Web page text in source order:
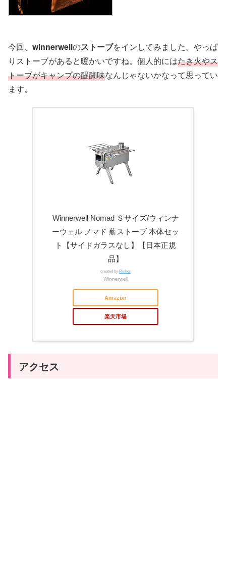
今回、 winnerwellのストーブをインしてみました。やっぱ
りストーブがあると暖かいですね。個人的にはたき火やス
トーブがキャンプの醍醐味なんじゃないかなって思ってい
ます。
Winnerwell Nomad Ｓサイズ/ウィンナ
ーウェル ノマド 薪ストーブ 本体セッ
ト【サイドガラスなし】【日本正規
品】
created by Rinker
Winnerwell
Amazon
楽天市場
アクセス